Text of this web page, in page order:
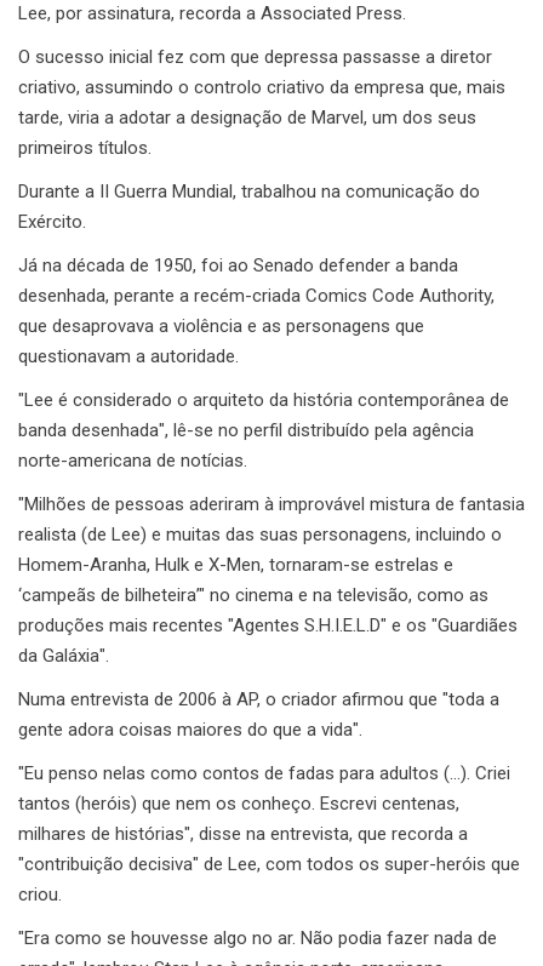
Lee, por assinatura, recorda a Associated Press.
O sucesso inicial fez com que depressa passasse a diretor
criativo, assumindo o controlo criativo da empresa que, mais
tarde, viria a adotar a designação de Marvel, um dos seus
primeiros títulos.
Durante a II Guerra Mundial, trabalhou na comunicação do
Exército.
Já na década de 1950, foi ao Senado defender a banda
desenhada, perante a recém-criada Comics Code Authority,
que desaprovava a violência e as personagens que
questionavam a autoridade.
"Lee é considerado o arquiteto da história contemporânea de
banda desenhada", lê-se no perfil distribuído pela agência
norte-americana de notícias.
"Milhões de pessoas aderiram à improvável mistura de fantasia
realista (de Lee) e muitas das suas personagens, incluindo o
Homem-Aranha, Hulk e X-Men, tornaram-se estrelas e
‘campeãs de bilheteira’" no cinema e na televisão, como as
produções mais recentes "Agentes S.H.I.E.L.D" e os "Guardiães
da Galáxia".
Numa entrevista de 2006 à AP, o criador afirmou que "toda a
gente adora coisas maiores do que a vida".
"Eu penso nelas como contos de fadas para adultos (…). Criei
tantos (heróis) que nem os conheço. Escrevi centenas,
milhares de histórias", disse na entrevista, que recorda a
"contribuição decisiva" de Lee, com todos os super-heróis que
criou.
"Era como se houvesse algo no ar. Não podia fazer nada de